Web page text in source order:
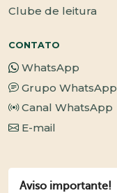
Clube de leitura
CONTATO
WhatsApp
Grupo WhatsApp
Canal WhatsApp
E-mail
Aviso importante!